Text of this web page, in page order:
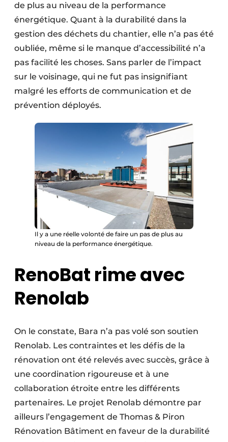
de plus au niveau de la performance
énergétique. Quant à la durabilité dans la
gestion des déchets du chantier, elle n’a pas été
oubliée, même si le manque d’accessibilité n’a
pas facilité les choses. Sans parler de l’impact
sur le voisinage, qui ne fut pas insignifiant
malgré les efforts de communication et de
prévention déployés.
Il y a une réelle volonté de faire un pas de plus au
niveau de la performance énergétique.
RenoBat rime avec
Renolab
On le constate, Bara n’a pas volé son soutien
Renolab. Les contraintes et les défis de la
rénovation ont été relevés avec succès, grâce à
une coordination rigoureuse et à une
collaboration étroite entre les différents
partenaires. Le projet Renolab démontre par
ailleurs l’engagement de Thomas & Piron
Rénovation Bâtiment en faveur de la durabilité